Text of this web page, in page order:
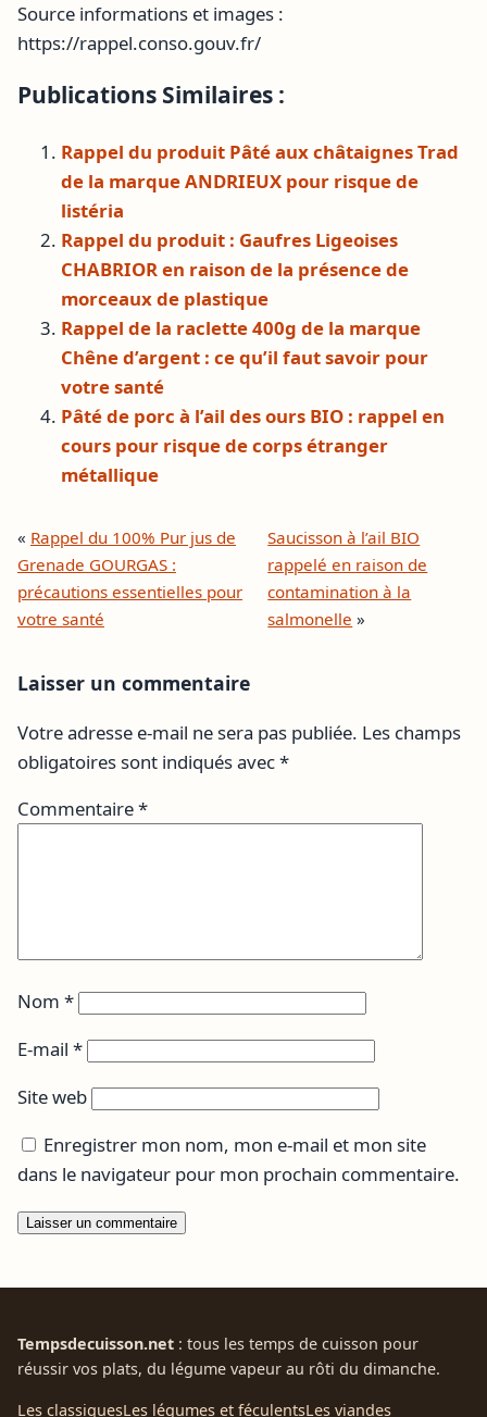
Source informations et images :
https://rappel.conso.gouv.fr/
Publications Similaires :
Rappel du produit Pâté aux châtaignes Trad
de la marque ANDRIEUX pour risque de
listéria
Rappel du produit : Gaufres Ligeoises
CHABRIOR en raison de la présence de
morceaux de plastique
Rappel de la raclette 400g de la marque
Chêne d’argent : ce qu’il faut savoir pour
votre santé
Pâté de porc à l’ail des ours BIO : rappel en
cours pour risque de corps étranger
métallique
« Rappel du 100% Pur jus de
Grenade GOURGAS :
précautions essentielles pour
votre santé
Saucisson à l’ail BIO
rappelé en raison de
contamination à la
salmonelle »
Laisser un commentaire
Votre adresse e-mail ne sera pas publiée. Les champs
obligatoires sont indiqués avec*
Commentaire*
Nom *
E-mail *
Site web
Enregistrer mon nom, mon e-mail et mon site
dans le navigateur pour mon prochain commentaire.
Tempsdecuisson.net : tous les temps de cuisson pour
réussir vos plats, du légume vapeur au rôti du dimanche.
Les classiquesLes légumes et féculentsLes viandes